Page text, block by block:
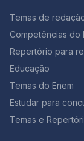
Temas de
Competências do
Repertório para
Educação
Temas do Enem
Estudar para
Temas e